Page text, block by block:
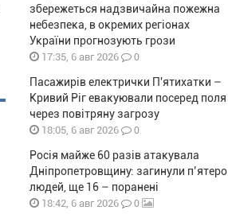
збережеться надзвичайна пожежна
небезпека, в окремих регіонах
України прогнозують грози
17:35, 6 авг 2026 0
Пасажирів електрички П'ятихатки –
Кривий Ріг евакуювали посеред поля
через повітряну загрозу
18:05, 6 авг 2026 0
Росія майже 60 разів атакувала
Дніпропетровщину: загинули п’ятеро
людей, ще 16 – поранені
18:42, 6 авг 2026 0